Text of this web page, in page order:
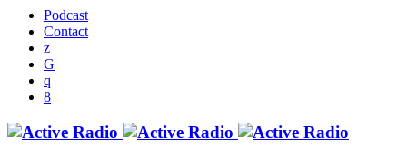
Podcast
Contact